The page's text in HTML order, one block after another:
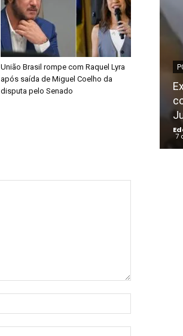
União Brasil rompe com Raquel Lyra
após saída de Miguel Coelho da
disputa pelo Senado
7